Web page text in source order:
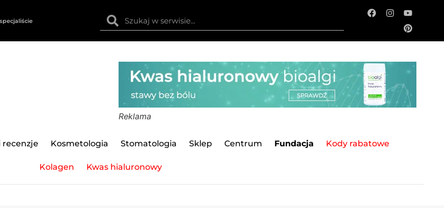
Reklama
recenzje Kosmetologia Stomatologia Sklep Centrum Fundacja Kody rabatowe
Kolagen Kwas hialuronowy